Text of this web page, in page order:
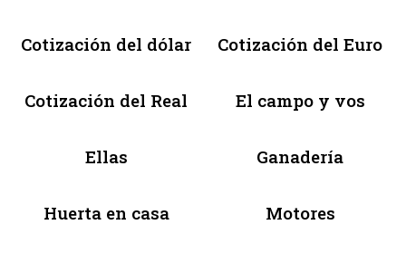
Cotización del dólar Cotización del Euro
Cotización del Real El campo y vos
Ellas Ganadería
Huerta en casa Motores